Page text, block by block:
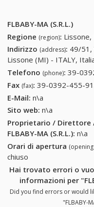
FLBABY-MA (S.R.L.)
Regione (region): Lissone,
Indirizzo (address): 49/51,
Lissone (MI) - ITALY,
Telefono (phone): 39-
Fax (fax): 39-0392-455-
E-Mail: n\a
Sito web: n\a
Proprietario / Direttore
FLBABY-MA (S.R.L.): n\a
Orari di apertura
chiuso
Hai trovato errori o
informazioni per
Did you find errors or would
"FLBABY-